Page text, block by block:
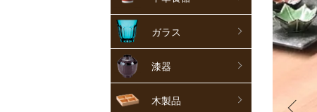
ガラス
漆器
木製品